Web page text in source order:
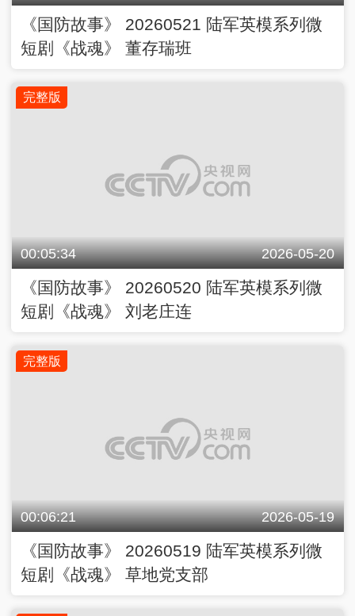
《国防故事》 20260521 陆军英模系列微
短剧《战魂》 董存瑞班
完整版
00:05:34 2026-05-20
《国防故事》 20260520 陆军英模系列微
短剧《战魂》 刘老庄连
完整版
00:06:21 2026-05-19
《国防故事》 20260519 陆军英模系列微
短剧《战魂》 草地党支部